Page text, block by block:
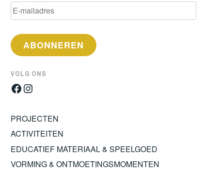
E-
mailadres
ABONNEREN
VOLG ONS
Facebook
Instagram
PROJECTEN
ACTIVITEITEN
EDUCATIEF MATERIAAL & SPEELGOED
VORMING & ONTMOETINGSMOMENTEN